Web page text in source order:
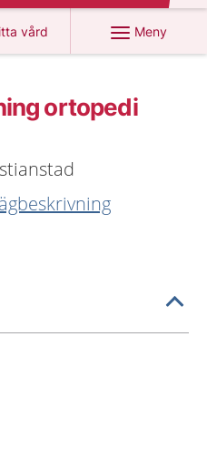
vård
på 1177.se
Meny
ortopedi